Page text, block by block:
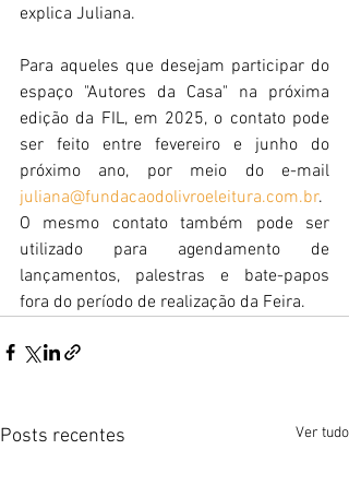
explica Juliana.
Para aqueles que desejam participar do
espaço "Autores da Casa" na próxima
edição da FIL, em 2025, o contato pode
ser feito entre fevereiro e junho do
juliana@fundacaodolivroeleitura.com.br.
O mesmo contato também pode ser
utilizado para agendamento de
lançamentos, palestras e bate-papos
fora do período de realização da Feira.
Posts recentes Ver tudo